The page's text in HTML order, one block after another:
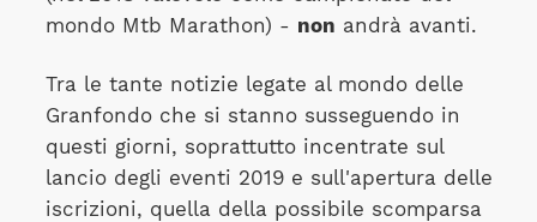
mondo Mtb Marathon) - non andrà avanti.
Tra le tante notizie legate al mondo delle
Granfondo che si stanno susseguendo in
questi giorni, soprattutto incentrate sul
lancio degli eventi 2019 e sull'apertura delle
iscrizioni, quella della possibile scomparsa